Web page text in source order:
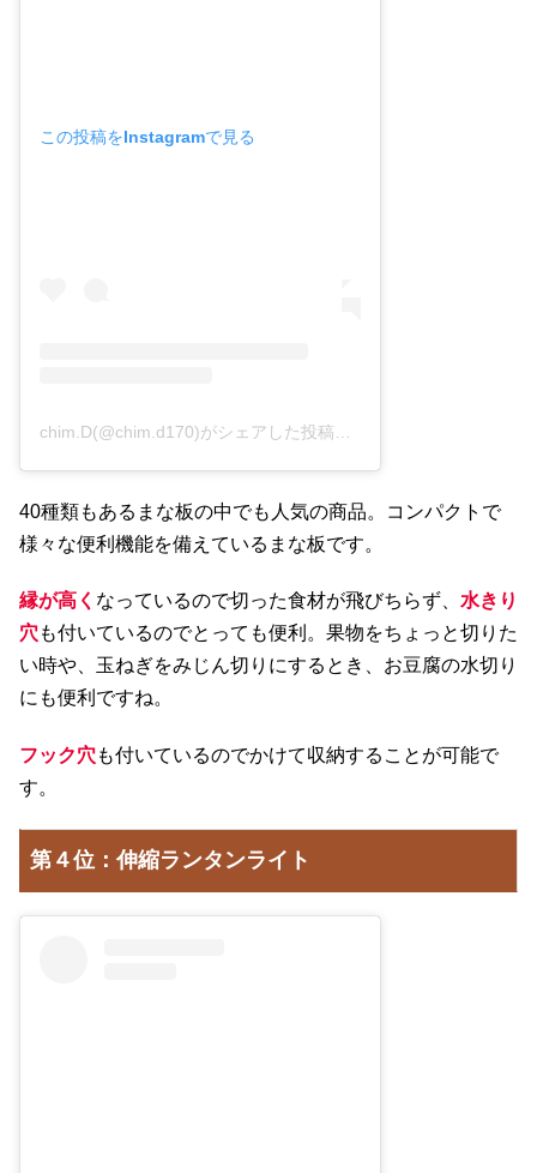
この投稿をInstagramで見る
40種類もあるまな板の中でも人気の商品。コンパクトで
様々な便利機能を備えているまな板です。
縁が高く なっているので切った食材が飛びちらず、 水きり
穴も付いているのでとっても便利。果物をちょっと切りた
い時や、玉ねぎをみじん切りにするとき、お豆腐の水切り
にも便利ですね。
フック穴も付いているのでかけて収納することが可能で
す。
第４位：伸縮ランタンライト